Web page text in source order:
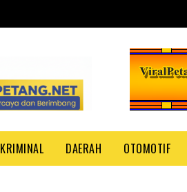
KRIMINAL DAERAH OTOMOTIF